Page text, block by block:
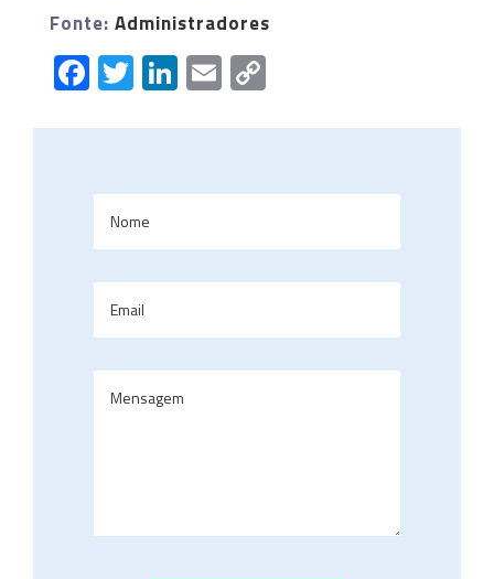
Fonte: Administradores
Facebook
Twitter
LinkedIn
Email